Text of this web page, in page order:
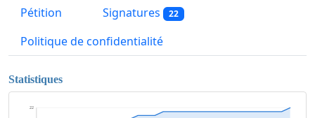
Pétition Signatures 22
Politique de confidentialité
Statistiques
22